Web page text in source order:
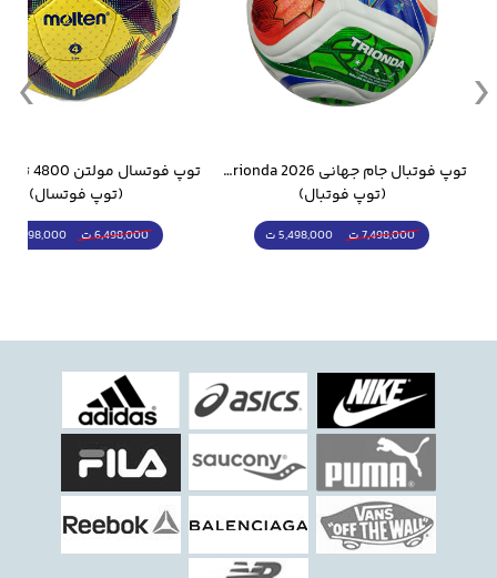
توپ فوتبال جام جهانی 2026 Trionda مشابه اورجینال
(توپ فوتبال)
7,498,000 ت 5,498,000 ت
(توپ فوتسال)
6,498,000 ت 5,298,000 ت